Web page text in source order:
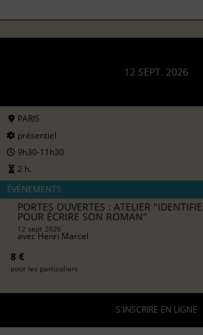
12 SEPT. 2026
PARIS
présentiel
9h30-11h30
2 h.
ÉVÉNEMENTS
PORTES OUVERTES : ATELIER
POUR ÉCRIRE SON ROMAN"
12 sept 2026
avecHenri Marcel
8 €
pour les particuliers
S'INSCRIRE EN LIGNE